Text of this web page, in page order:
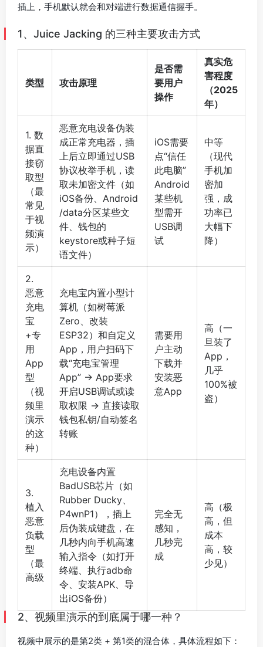
插上，手机默认就会和对端进行数据通信握手。
1、Juice Jacking 的三种主要攻击方式
类型 攻击原理
是否需
要用户
操作
真实危
害程度
（2025
年）
1. 数
据直
接窃
取型
（最
常见
于视
频演
示）
恶意充电设备伪装
成正常充电器，插
上后立即通过USB
协议枚举手机，读
取未加密文件（如
iOS备份、Android
/data分区某些文
件、钱包的
keystore或种子短
语文件）
iOS需要
点“信任
此电脑”
Android
某些机
型需开
USB调
试
中等
（现代
手机加
密加
强，成
功率已
大幅下
降）
2.
恶意
充电
宝
+专
用
App
型
（视
频里
演示
的这
种）
充电宝内置小型计
算机（如树莓派
Zero、改装
ESP32）和自定义
App，用户扫码下
载“充电宝管理
App” → App要求
开启USB调试或读
取权限 → 直接读取
钱包私钥/自动签名
转账
需要用
户主动
下载并
安装恶
意App
高（一
旦装了
App，
几乎
100%被
盗）
3.
植入
恶意
负载
型
（最
高级
充电设备内置
BadUSB芯片（如
Rubber Ducky、
P4wnP1），插上
后伪装成键盘，在
几秒内向手机高速
输入指令（如打开
终端、执行adb命
令、安装APK、导
出iOS备份）
完全无
感知，
几秒完
成
高（极
高，但
成本
高，较
少见）
2、视频里演示的到底属于哪一种？
视频中展示的是第2类 + 第1类的混合体，具体流程如下：